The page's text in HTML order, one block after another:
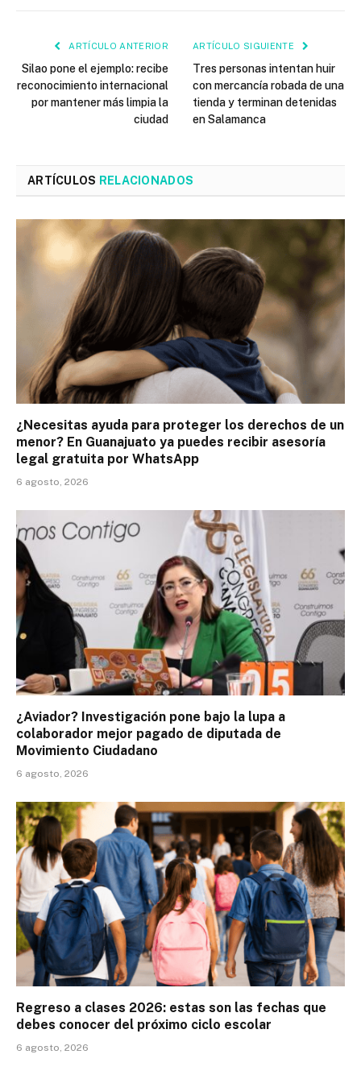
ARTÍCULO ANTERIOR
Silao pone el ejemplo: recibe
reconocimiento internacional
por mantener más limpia la
ciudad
ARTÍCULO SIGUIENTE
Tres personas intentan huir
con mercancía robada de una
tienda y terminan detenidas
en Salamanca
ARTÍCULOS RELACIONADOS
¿Necesitas ayuda para proteger los derechos de un
menor? En Guanajuato ya puedes recibir asesoría
legal gratuita por WhatsApp
6 agosto, 2026
¿Aviador? Investigación pone bajo la lupa a
colaborador mejor pagado de diputada de
Movimiento Ciudadano
6 agosto, 2026
Regreso a clases 2026: estas son las fechas que
debes conocer del próximo ciclo escolar
6 agosto, 2026